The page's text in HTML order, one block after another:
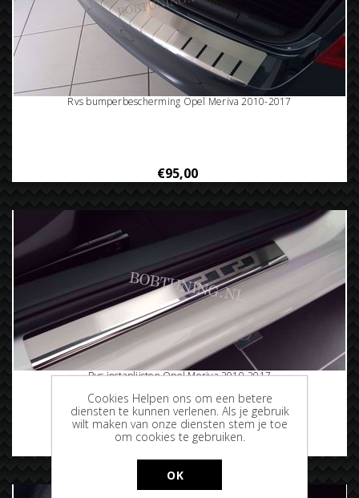
Rvs bumperbescherming Opel Meriva 2010-2017
€95,00
Rvs instaplijsten Opel Meriva 2010-2017
€69,95
Cookies Helpen ons om een betere
diensten te kunnen verlenen. Als je gebruik
wilt maken van onze diensten stem je toe
om cookies te gebruiken.
OK